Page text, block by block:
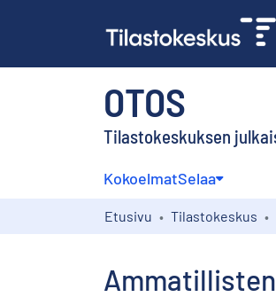
OTOS
Tilastokeskuksen
KokoelmatSelaa
Etusivu Tilastokeskus